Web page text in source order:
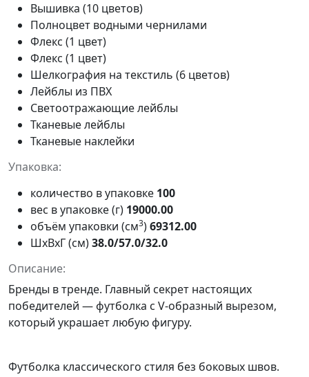
Вышивка (10 цветов)
Полноцвет водными чернилами
Флекс (1 цвет)
Флекс (1 цвет)
Шелкография на текстиль (6 цветов)
Лейблы из ПВХ
Светоотражающие лейблы
Тканевые лейблы
Тканевые наклейки
Упаковка:
количество в упаковке 100
вес в упаковке (г) 19000.00
объём упаковки (см3)69312.00
ШxВxГ (см)38.0/57.0/32.0
Описание:
Бренды в тренде. Главный секрет настоящих
победителей — футболка с V-образный вырезом,
который украшает любую фигуру.
Футболка классического стиля без боковых швов.